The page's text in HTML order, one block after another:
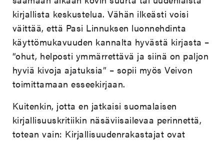
kirjallista keskustelua. Vähän ilkeästi voisi
väittää, että Pasi Linnuksen luonnehdinta
käyttömukavuuden kannalta hyvästä kirjasta –
“ohut, helposti ymmärrettävä ja siinä on paljon
hyviä kivoja ajatuksia” – sopii myös Veivon
toimittamaan esseekirjaan.
Kuitenkin, jotta en jatkaisi suomalaisen
kirjallisuuskritiikin näsäviisailevaa perinnettä,
totean vain: Kirjallisuudenrakastajat ovat